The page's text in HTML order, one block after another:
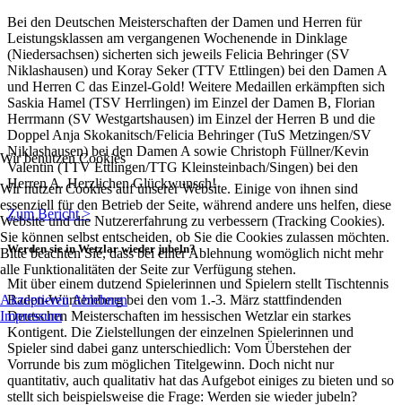
Bei den Deutschen Meisterschaften der Damen und Herren für
Leistungsklassen am vergangenen Wochenende in Dinklage
(Niedersachsen) sicherten sich jeweils Felicia Behringer (SV
Niklashausen) und Koray Seker (TTV Ettlingen) bei den Damen A
und Herren C das Einzel-Gold! Weitere Medaillen erkämpften sich
Saskia Hamel (TSV Herrlingen) im Einzel der Damen B, Florian
Herrmann (SV Westgartshausen) im Einzel der Herren B und die
Doppel Anja Skokanitsch/Felicia Behringer (TuS Metzingen/SV
Niklashausen) bei den Damen A sowie Christoph Füllner/Kevin
Valentin (TTV Ettlingen/TTG Kleinsteinbach/Singen) bei den
Herren A. Herzlichen Glückwunsch!
Zum Bericht >
Werden sie in Wetzlar wieder jubeln?
Mit über einem dutzend Spielerinnen und Spielern stellt Tischtennis
Baden-Württemberg bei den vom 1.-3. März stattfindenden
Deutschen Meisterschaften im hessischen Wetzlar ein starkes
Kontigent. Die Zielstellungen der einzelnen Spielerinnen und
Spieler sind dabei ganz unterschiedlich: Vom Überstehen der
Vorrunde bis zum möglichen Titelgewinn. Doch nicht nur
quantitativ, auch qualitativ hat das Aufgebot einiges zu bieten und so
stellt sich beispielsweise die Frage: Werden sie wieder jubeln?
Wir benutzen Cookies
Wir nutzen Cookies auf unserer Website. Einige von ihnen sind
essenziell für den Betrieb der Seite, während andere uns helfen, diese
Website und die Nutzererfahrung zu verbessern (Tracking Cookies).
Sie können selbst entscheiden, ob Sie die Cookies zulassen möchten.
Bitte beachten Sie, dass bei einer Ablehnung womöglich nicht mehr
alle Funktionalitäten der Seite zur Verfügung stehen.
Akzeptieren Ablehnen
Impressum